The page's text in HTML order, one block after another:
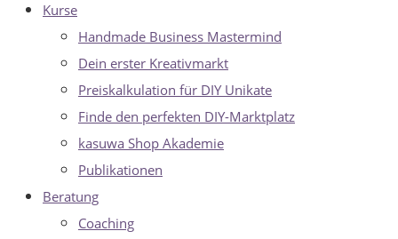
Kurse
Handmade Business Mastermind
Dein erster Kreativmarkt
Preiskalkulation für DIY Unikate
Finde den perfekten DIY-Marktplatz
kasuwa Shop Akademie
Publikationen
Beratung
Coaching